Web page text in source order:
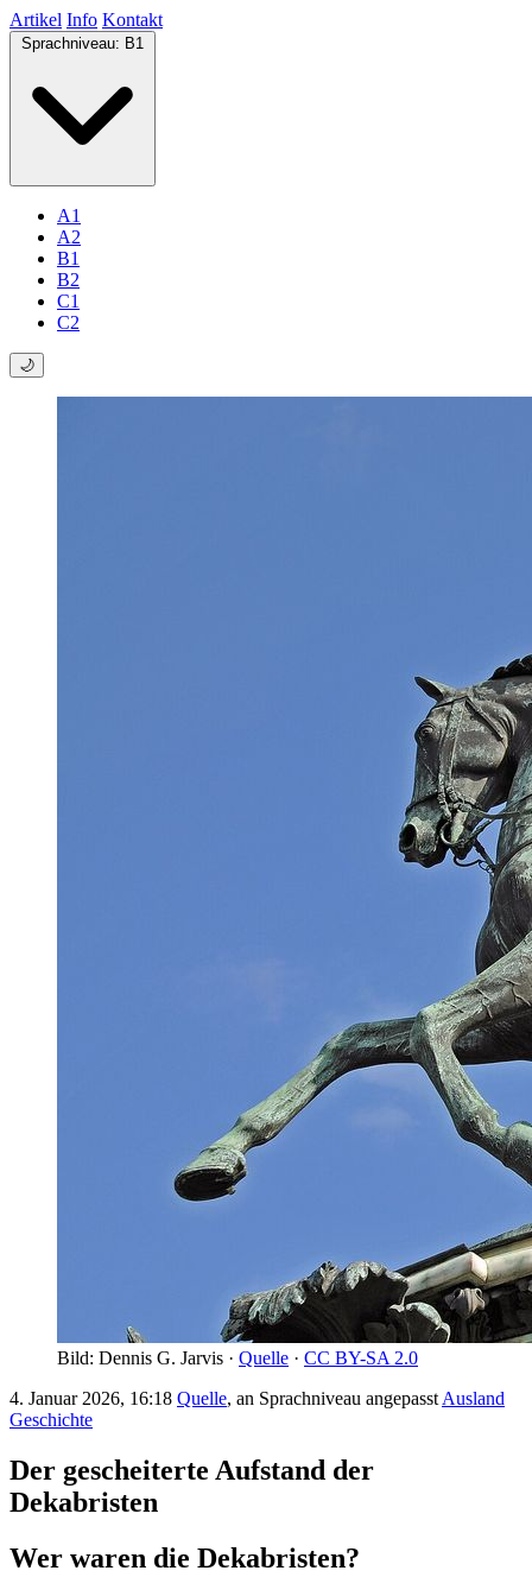
Artikel Info Kontakt
Sprachniveau: B1
A1
A2
B1
B2
C1
C2
🌙
Bild: Dennis G. Jarvis · Quelle · CC BY-SA 2.0
4. Januar 2026, 16:18 Quelle, an Sprachniveau angepasst Ausland
Geschichte
Der gescheiterte Aufstand der
Dekabristen
Wer waren die Dekabristen?